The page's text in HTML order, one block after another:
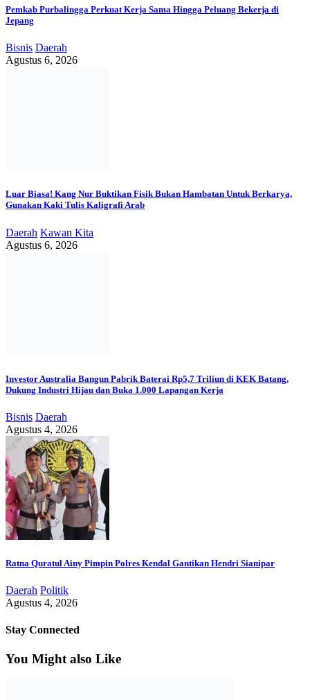
Pemkab Purbalingga Perkuat Kerja Sama Hingga Peluang Bekerja di
Jepang
Bisnis Daerah
Agustus 6, 2026
Luar Biasa! Kang Nur Buktikan Fisik Bukan Hambatan Untuk Berkarya,
Gunakan Kaki Tulis Kaligrafi Arab
Daerah Kawan Kita
Agustus 6, 2026
Investor Australia Bangun Pabrik Baterai Rp5,7 Triliun di KEK Batang,
Dukung Industri Hijau dan Buka 1.000 Lapangan Kerja
Bisnis Daerah
Agustus 4, 2026
Ratna Quratul Ainy Pimpin Polres Kendal Gantikan Hendri Sianipar
Daerah Politik
Agustus 4, 2026
Stay Connected
You Might also Like